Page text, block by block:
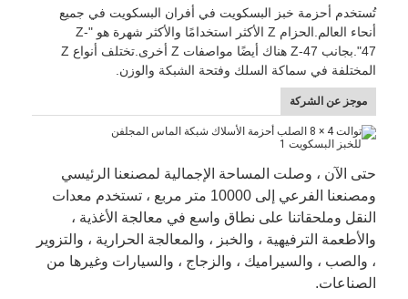
حول بنا
جولة في المعمل
ضبط الجودة
اتصل بنا
أخبار
جميع القضايا
حزام شبكي من الستانلس ستيل
تُستخدم أحزمة خبز البسكويت في أفران البسكويت في جميع
أنحاء العالم.الحزام Z الأكثر استخدامًا والأكثر شهرة هو "Z-
47".بجانب Z-47 هناك أيضًا مواصفات Z أخرى.تختلف أنواع Z
المختلفة في سماكة السلك وفتحة الشبكة والوزن.
موجز عن الشركة
حتى الآن ، وصلت المساحة الإجمالية لمصنعنا الرئيسي
ومصنعنا الفرعي إلى 10000 متر مربع ، تستخدم معدات
النقل وملحقاتنا على نطاق واسع في معالجة الأغذية ،
والأطعمة الترفيهية ، والخبز ، والمعالجة الحرارية ، والتزوير
، والصب ، والسيراميك ، والزجاج ، والسيارات وغيرها من
الصناعات.